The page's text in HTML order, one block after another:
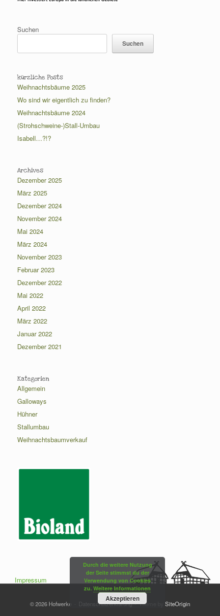
Suchen
Suchen
kürzliche Posts
Weihnachtsbäume 2025
Wo sind wir eigentlich zu finden?
Weihnachtsbäume 2024
(Strohschweine-)Stall-Umbau
Isabell…?!?
Archives
Dezember 2025
März 2025
Dezember 2024
November 2024
Mai 2024
März 2024
November 2023
Februar 2023
Dezember 2022
Mai 2022
April 2022
März 2022
Januar 2022
Dezember 2021
Kategorien
Allgemein
Galloways
Hühner
Stallumbau
Weihnachtsbaumverkauf
Impressum
© 2026 Hofwerke Datenschutzerklärung Theme by SiteOrigin
Durch die weitere Nutzung
der Seite stimmst du der
Verwendung von Cookies
zu. Weitere Informationen
Akzeptieren